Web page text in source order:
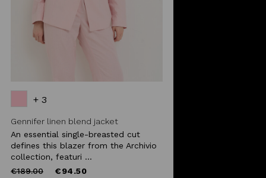
+ 3
Gennifer linen blend jacket
An essential single-breasted cut
defines this blazer from the Archivio
collection, featuri ...
Price
€189.00to €94.50